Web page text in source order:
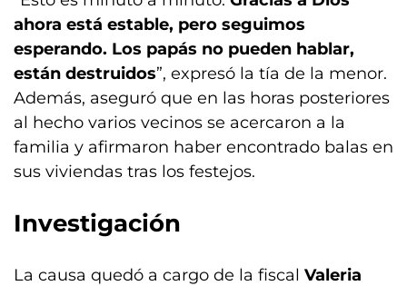
ahora está estable, pero seguimos
esperando. Los papás no pueden hablar,
están destruidos”, expresó la tía de la menor.
Además, aseguró que en las horas posteriores
al hecho varios vecinos se acercaron a la
familia y afirmaron haber encontrado balas en
sus viviendas tras los festejos.
Investigación
La causa quedó a cargo de la fiscal Valeria